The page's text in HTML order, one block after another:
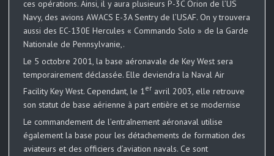
ces opérations. Ainsi, il y aura plusieurs P-3C Orion de l’US
Navy, des avions AWACS E-3A Sentry de l’USAF. On y trouvera
aussi des EC-130E Hercules « Commando Solo » de la Garde
Nationale de Pennsylvanie,.
Le 5 octobre 2001, la base aéronavale de Key West sera
temporairement déclassée. Elle deviendra la Naval Air
Facility Key West. Cependant, le 1er avril 2003, elle retrouve
son statut de base aérienne à part entière et se modernise
Le commandement de l’entraînement aéronaval utilise
également la base pour les détachements de formation des
aviateurs et des officiers d’aviation navals. Ce sont